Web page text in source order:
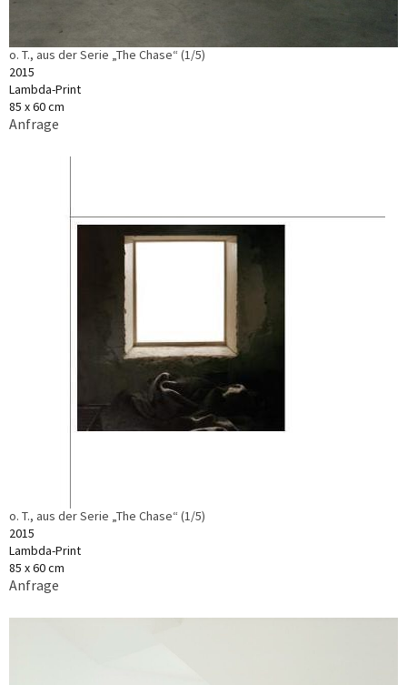
o. T., aus der Serie „The Chase“ (1/5)
2015
Lambda-Print
85 x 60 cm
Anfrage
o. T., aus der Serie „The Chase“ (1/5)
2015
Lambda-Print
85 x 60 cm
Anfrage